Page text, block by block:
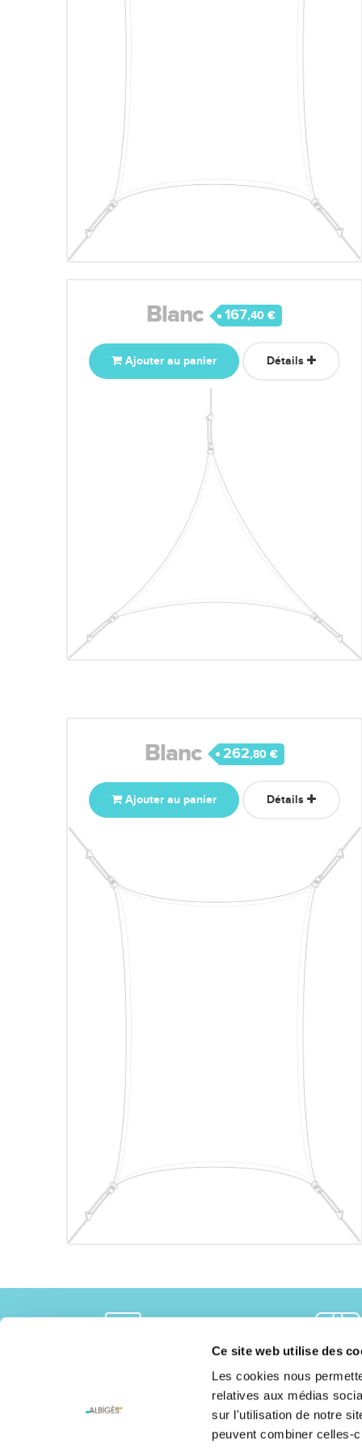
Ce site web utilise des
Les cookies nous
relatives aux médias
sur l'utilisation de notre
peuvent combiner celles-
Blanc 167,40 €
Ajouter au panier Détails
Blanc 262,80 €
Ajouter au panier Détails
14 jours pour